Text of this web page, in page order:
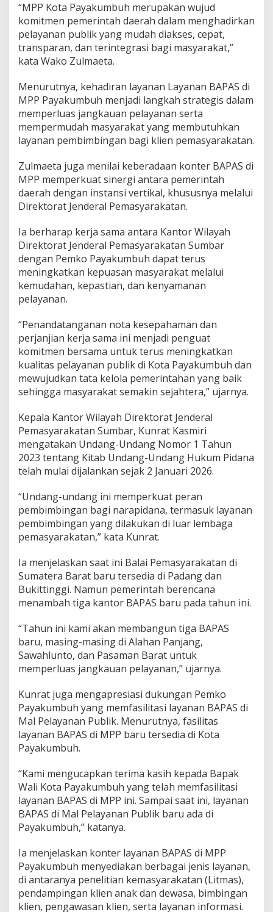
m
a
e
t
a
s
m
i
k
a
n
o
n
t
e
r
A
P
A
S
D
i
P
“MPP Kota Payakumbuh merupakan wujud
komitmen pemerintah daerah dalam menghadirkan
pelayanan publik yang mudah diakses, cepat,
transparan, dan terintegrasi bagi masyarakat,”
kata Wako Zulmaeta.
Menurutnya, kehadiran layanan Layanan BAPAS di
MPP Payakumbuh menjadi langkah strategis dalam
memperluas jangkauan pelayanan serta
mempermudah masyarakat yang membutuhkan
layanan pembimbingan bagi klien pemasyarakatan.
Zulmaeta juga menilai keberadaan konter BAPAS di
MPP memperkuat sinergi antara pemerintah
daerah dengan instansi vertikal, khususnya melalui
Direktorat Jenderal Pemasyarakatan.
Ia berharap kerja sama antara Kantor Wilayah
Direktorat Jenderal Pemasyarakatan Sumbar
dengan Pemko Payakumbuh dapat terus
meningkatkan kepuasan masyarakat melalui
kemudahan, kepastian, dan kenyamanan
pelayanan.
“Penandatanganan nota kesepahaman dan
perjanjian kerja sama ini menjadi penguat
komitmen bersama untuk terus meningkatkan
kualitas pelayanan publik di Kota Payakumbuh dan
mewujudkan tata kelola pemerintahan yang baik
sehingga masyarakat semakin sejahtera,” ujarnya.
Kepala Kantor Wilayah Direktorat Jenderal
Pemasyarakatan Sumbar, Kunrat Kasmiri
mengatakan Undang-Undang Nomor 1 Tahun
2023 tentang Kitab Undang-Undang Hukum Pidana
telah mulai dijalankan sejak 2 Januari 2026.
“Undang-undang ini memperkuat peran
pembimbingan bagi narapidana, termasuk layanan
pembimbingan yang dilakukan di luar lembaga
pemasyarakatan,” kata Kunrat.
Ia menjelaskan saat ini Balai Pemasyarakatan di
Sumatera Barat baru tersedia di Padang dan
Bukittinggi. Namun pemerintah berencana
menambah tiga kantor BAPAS baru pada tahun ini.
“Tahun ini kami akan membangun tiga BAPAS
baru, masing-masing di Alahan Panjang,
Sawahlunto, dan Pasaman Barat untuk
memperluas jangkauan pelayanan,” ujarnya.
Kunrat juga mengapresiasi dukungan Pemko
Payakumbuh yang memfasilitasi layanan BAPAS di
Mal Pelayanan Publik. Menurutnya, fasilitas
layanan BAPAS di MPP baru tersedia di Kota
Payakumbuh.
“Kami mengucapkan terima kasih kepada Bapak
Wali Kota Payakumbuh yang telah memfasilitasi
layanan BAPAS di MPP ini. Sampai saat ini, layanan
BAPAS di Mal Pelayanan Publik baru ada di
Payakumbuh,” katanya.
Ia menjelaskan konter layanan BAPAS di MPP
Payakumbuh menyediakan berbagai jenis layanan,
di antaranya penelitian kemasyarakatan (Litmas),
pendampingan klien anak dan dewasa, bimbingan
klien, pengawasan klien, serta layanan informasi.